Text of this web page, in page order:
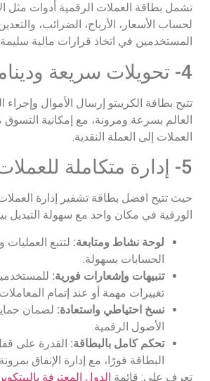
تشمل بطاقة العملات الرقمية أدوات مثل
لحساب الأسعار، الأرباح، الضرائب،
المستخدمين في اتخاذ قرارات مالية
4- تحويلات سريعة وديناميكية
تتيح بطاقة الكريبتو إرسال الأموال وإجراء
العالم بسرعة ومرونة، مع إمكانية
العملات إلى العملة النقدية.
5- إدارة متكاملة للعملات
حيث تتيح افضل بطاقة تشفير إدارة
الورقية في مكان واحد مع سهولة التبديل
لوحة نشاط ومتابعة: لتتبع العمليات
الحسابات بسهولة.
تنبيهات وإشعارات فورية:
تغييرات مهمة أو عند إتمام المعاملات.
نسخ احتياطي واستعادة: لضمان
الأصول الرقمية.
تحكم كامل بالبطاقة: القدرة على
البطاقة فورًا، مع إدارة الإنفاق بمرونة.
تعرف على: قائمة الدول المعترفة